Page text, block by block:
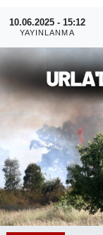
10.06.2025 - 15:12
YAYINLANMA
RESMİ